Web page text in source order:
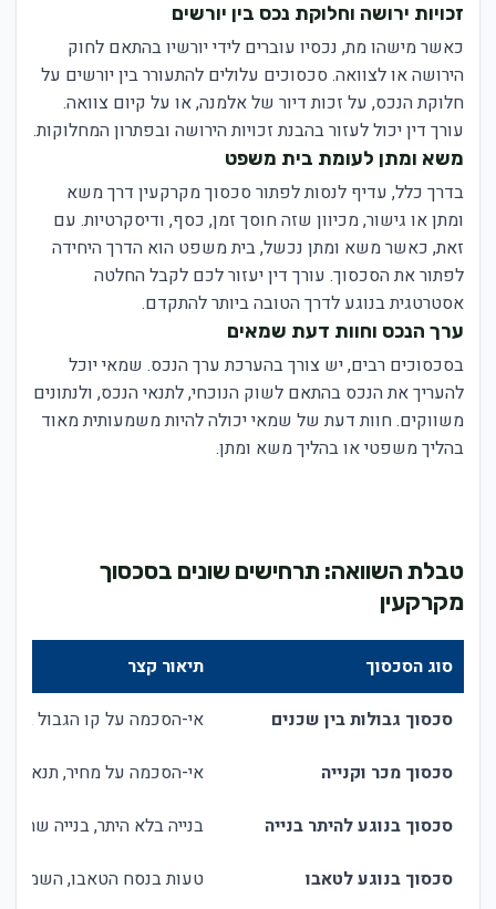
זכויות ירושה וחלוקת נכס בין יורשים
כאשר מישהו מת, נכסיו עוברים לידי יורשיו בהתאם לחוק
הירושה או לצוואה. סכסוכים עלולים להתעורר בין יורשים על
חלוקת הנכס, על זכות דיור של אלמנה, או על קיום צוואה.
עורך דין יכול לעזור בהבנת זכויות הירושה ובפתרון המחלוקות.
משא ומתן לעומת בית משפט
בדרך כלל, עדיף לנסות לפתור סכסוך מקרקעין דרך משא
ומתן או גישור, מכיוון שזה חוסך זמן, כסף, ודיסקרטיות. עם
זאת, כאשר משא ומתן נכשל, בית משפט הוא הדרך היחידה
לפתור את הסכסוך. עורך דין יעזור לכם לקבל החלטה
אסטרטגית בנוגע לדרך הטובה ביותר להתקדם.
ערך הנכס וחוות דעת שמאים
בסכסוכים רבים, יש צורך בהערכת ערך הנכס. שמאי יוכל
להעריך את הנכס בהתאם לשוק הנוכחי, לתנאי הנכס, ולנתונים
משווקים. חוות דעת של שמאי יכולה להיות משמעותית מאוד
בהליך משפטי או בהליך משא ומתן.
טבלת השוואה: תרחישים שונים בסכסוך
מקרקעין
סוג הסכסוך
תיאור קצר
סכסוך גבולות בין שכנים
אי-הסכמה על קו הגבול בין
סכסוך מכר וקנייה
אי-הסכמה על מחיר, תנאים,
סכסוך בנוגע להיתר בנייה
בנייה בלא היתר, בנייה
סכסוך בנוגע לטאבו
טעות בנסח הטאבו, השמטה